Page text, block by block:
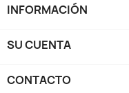
INFORMACIÓN
SU CUENTA
CONTACTO